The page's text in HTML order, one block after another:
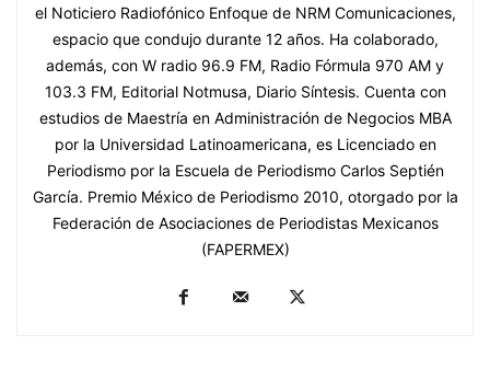
el Noticiero Radiofónico Enfoque de NRM Comunicaciones,
espacio que condujo durante 12 años. Ha colaborado,
además, con W radio 96.9 FM, Radio Fórmula 970 AM y
103.3 FM, Editorial Notmusa, Diario Síntesis. Cuenta con
estudios de Maestría en Administración de Negocios MBA
por la Universidad Latinoamericana, es Licenciado en
Periodismo por la Escuela de Periodismo Carlos Septién
García. Premio México de Periodismo 2010, otorgado por la
Federación de Asociaciones de Periodistas Mexicanos
(FAPERMEX)